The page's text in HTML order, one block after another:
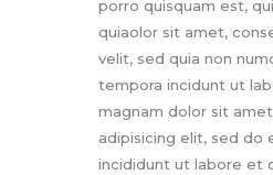
porro quisquam est,
quiaolor sit amet,
velit, sed quia non
tempora incidunt ut
magnam dolor sit
adipisicing elit, sed do
incididunt ut labore et